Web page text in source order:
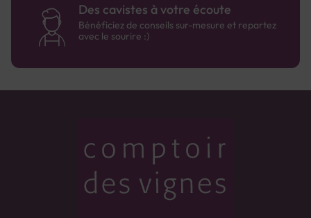
Des cavistes à votre écoute
Bénéficiez de conseils sur-mesure et repartez
avec le sourire :)